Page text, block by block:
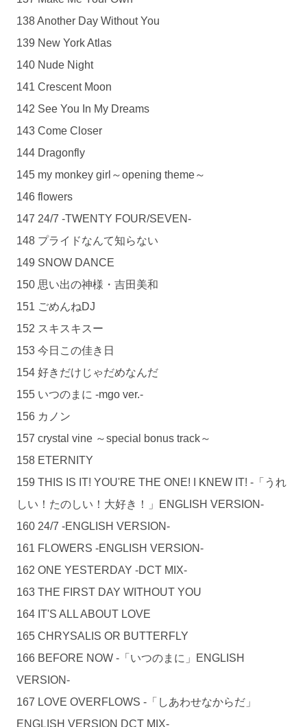
138 Another Day Without You
139 New York Atlas
140 Nude Night
141 Crescent Moon
142 See You In My Dreams
143 Come Closer
144 Dragonfly
145 my monkey girl～opening theme～
146 flowers
147 24/7 -TWENTY FOUR/SEVEN-
148 プライドなんて知らない
149 SNOW DANCE
150 思い出の神様・吉田美和
151 ごめんねDJ
152 スキスキスー
153 今日この佳き日
154 好きだけじゃだめなんだ
155 いつのまに -mgo ver.-
156 カノン
157 crystal vine ～special bonus track～
158 ETERNITY
159 THIS IS IT! YOU'RE THE ONE! I KNEW IT! -「うれ
しい！たのしい！大好き！」ENGLISH VERSION-
160 24/7 -ENGLISH VERSION-
161 FLOWERS -ENGLISH VERSION-
162 ONE YESTERDAY -DCT MIX-
163 THE FIRST DAY WITHOUT YOU
164 IT'S ALL ABOUT LOVE
165 CHRYSALIS OR BUTTERFLY
166 BEFORE NOW -「いつのまに」ENGLISH
VERSION-
167 LOVE OVERFLOWS -「しあわせなからだ」
ENGLISH VERSION DCT MIX-